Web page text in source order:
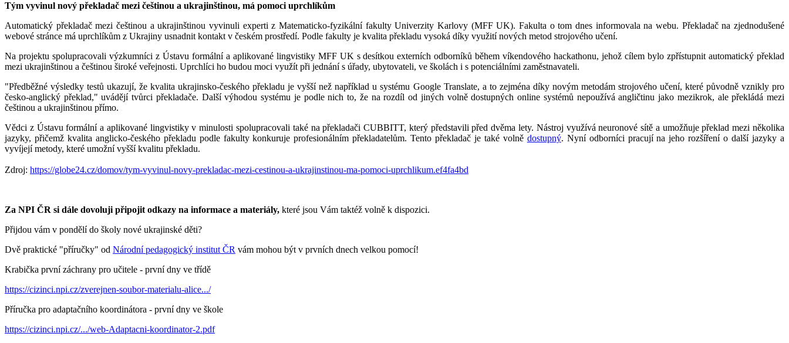
Tým vyvinul nový překladač mezi češtinou a ukrajinštinou, má pomoci uprchlíkům
Automatický překladač mezi češtinou a ukrajinštinou vyvinuli experti z Matematicko-fyzikální fakulty Univerzity Karlovy (MFF UK). Fakulta o tom dnes informovala na webu. Překladač na zjednodušené
webové stránce má uprchlíkům z Ukrajiny usnadnit kontakt v českém prostředí. Podle fakulty je kvalita překladu vysoká díky využití nových metod strojového učení.
Na projektu spolupracovali výzkumníci z Ústavu formální a aplikované lingvistiky MFF UK s desítkou externích odborníků během víkendového hackathonu, jehož cílem bylo zpřístupnit automatický překlad
mezi ukrajinštinou a češtinou široké veřejnosti. Uprchlíci ho budou moci využít při jednání s úřady, ubytovateli, ve školách i s potenciálními zaměstnavateli.
"Předběžné výsledky testů ukazují, že kvalita ukrajinsko-českého překladu je vyšší než například u systému Google Translate, a to zejména díky novým metodám strojového učení, které původně vznikly pro
česko-anglický překlad," uvádějí tvůrci překladače. Další výhodou systému je podle nich to, že na rozdíl od jiných volně dostupných online systémů nepoužívá angličtinu jako mezikrok, ale překládá mezi
češtinou a ukrajinštinou přímo.
Vědci z Ústavu formální a aplikované lingvistiky v minulosti spolupracovali také na překladači CUBBITT, který představili před dvěma lety. Nástroj využívá neuronové sítě a umožňuje překlad mezi několika
jazyky, přičemž kvalita anglicko-českého překladu podle fakulty konkuruje profesionálním překladatelům. Tento překladač je také volně dostupný. Nyní odborníci pracují na jeho rozšíření o další jazyky a
vyvíjejí metody, které umožní vyšší kvalitu překladu.
Zdroj: https://globe24.cz/domov/tym-vyvinul-novy-prekladac-mezi-cestinou-a-ukrajinstinou-ma-pomoci-uprchlikum.ef4fa4bd
Za NPI ČR si dále dovoluji připojit odkazy na informace a materiály, které jsou Vám taktéž volně k dispozici.
Přijdou vám v pondělí do školy nové ukrajinské děti?
Dvě praktické "příručky" od Národní pedagogický institut ČR vám mohou být v prvních dnech velkou pomocí!
Krabička první záchrany pro učitele - první dny ve třídě
https://cizinci.npi.cz/zverejnen-soubor-materialu-alice.../
Příručka pro adaptačního koordinátora - první dny ve škole
https://cizinci.npi.cz/.../web-Adaptacni-koordinator-2.pdf